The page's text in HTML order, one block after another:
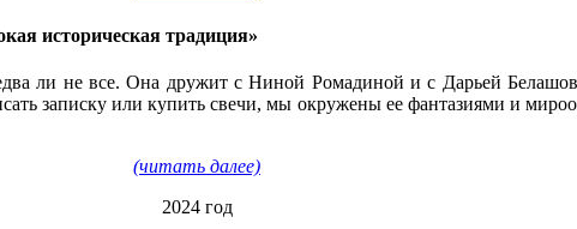
историческая традиция»
ли не все. Она дружит с Ниной Ромадиной и с Дарьей
записку или купить свечи, мы окружены ее фантазиями и
(читать далее)
2024 год